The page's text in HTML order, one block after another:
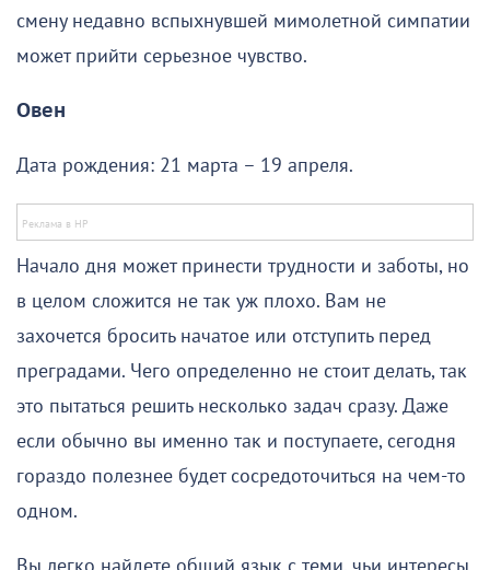
смену недавно вспыхнувшей мимолетной симпатии
может прийти серьезное чувство.
Овен
Дата рождения: 21 марта – 19 апреля.
Начало дня может принести трудности и заботы, но
в целом сложится не так уж плохо. Вам не
захочется бросить начатое или отступить перед
преградами. Чего определенно не стоит делать, так
это пытаться решить несколько задач сразу. Даже
если обычно вы именно так и поступаете, сегодня
гораздо полезнее будет сосредоточиться на чем-то
одном.